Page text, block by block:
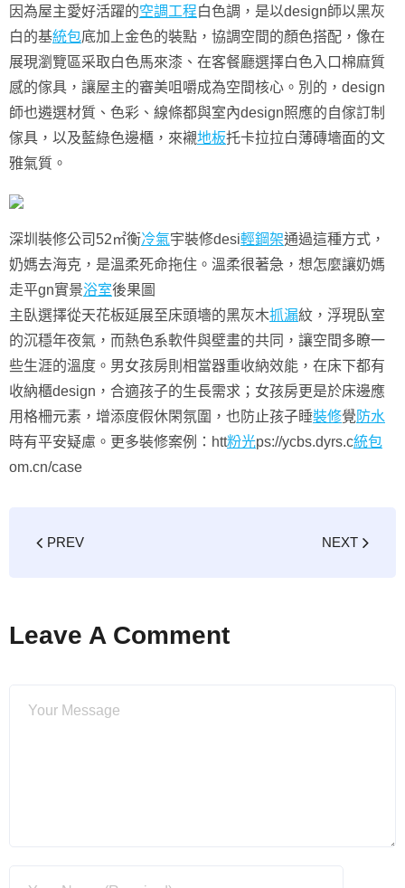
因為屋主愛好活躍的空調工程白色調，是以design師以黑灰
白的基統包底加上金色的裝點，協調空間的顏色搭配，像在
展現瀏覽區采取白色馬來漆、在客餐廳選擇白色入口棉麻質
感的傢具，讓屋主的審美咀嚼成為空間核心。別的，design
師也遴選材質、色彩、線條都與室內design照應的自傢訂制
傢具，以及藍綠色邊櫃，來襯地板托卡拉拉白薄磚墻面的文
雅氣質。
深圳裝修公司52㎡衡冷氣宇裝修desi輕鋼架通過這種方式，
奶媽去海克，是溫柔死命拖住。溫柔很著急，想怎麼讓奶媽
走平gn實景浴室後果圖
主臥選擇從天花板延展至床頭墻的黑灰木抓漏紋，浮現臥室
的沉穩年夜氣，而熱色系軟件與壁畫的共同，讓空間多瞭一
些生涯的溫度。男女孩房則相當器重收納效能，在床下都有
收納櫃design，合適孩子的生長需求；女孩房更是於床邊應
用格柵元素，增添度假休閑氛圍，也防止孩子睡裝修覺 防水
時有平安疑慮。更多裝修案例：htt粉光ps://ycbs.dyrs.c統包
om.cn/case
PREV NEXT
Leave A Comment